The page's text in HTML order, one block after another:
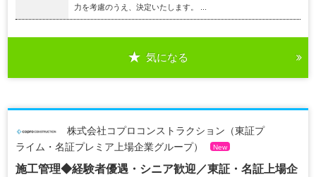
力を考慮のうえ、決定いたします。 ...
気になる
株式会社コプロコンストラクション（東証プ
ライム・名証プレミア上場企業グループ）
New
施工管理◆経験者優遇・シニア歓迎／東証・名証上場企